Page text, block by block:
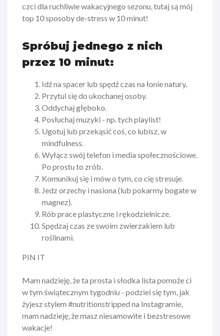
czci dla ruchliwie wakacyjnego sezonu, tutaj są mój
top 10 sposoby de-stress w 10 minut!
Spróbuj jednego z nich
przez 10 minut:
Idź na spacer lub spędź czas na łonie natury.
Przytul się do ukochanej osoby.
Oddychaj głęboko.
Posłuchaj muzyki - np. tych playlist!
Ugotuj lub przekąsić coś, co lubisz, w
mindfulness.
Wyłącz swój telefon i media społecznościowe.
Po prostu to zrób.
Komunikuj się i mów o tym, co cię stresuje.
Jedz orzechy i nasiona (lub pokarmy bogate w
magnez).
Rób prace plastyczne i rękodzielnicze.
Spędzaj czas ze swoim zwierzakiem lub
roślinami.
PIN IT
Mam nadzieję, że ta prosta i słodka lista pomoże ci
w tym świątecznym tygodniu - podziel się tym, jak
żyjesz stylem #nutritionstripped na Instagramie,
mam nadzieję, że masz niesamowite i bezstresowe
wakacje!